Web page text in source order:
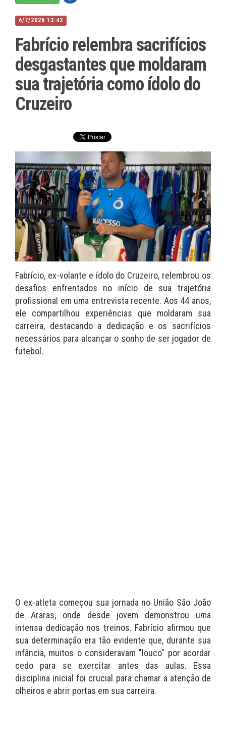
6/7/2026 13:42
Fabrício relembra sacrifícios
desgastantes que moldaram
sua trajetória como ídolo do
Cruzeiro
Fabrício, ex-volante e ídolo do Cruzeiro, relembrou os
desafios enfrentados no início de sua trajetória
profissional em uma entrevista recente. Aos 44 anos,
ele compartilhou experiências que moldaram sua
carreira, destacando a dedicação e os sacrifícios
necessários para alcançar o sonho de ser jogador de
futebol.
O ex-atleta começou sua jornada no União São João
de Araras, onde desde jovem demonstrou uma
intensa dedicação nos treinos. Fabrício afirmou que
sua determinação era tão evidente que, durante sua
infância, muitos o consideravam "louco" por acordar
cedo para se exercitar antes das aulas. Essa
disciplina inicial foi crucial para chamar a atenção de
olheiros e abrir portas em sua carreira.